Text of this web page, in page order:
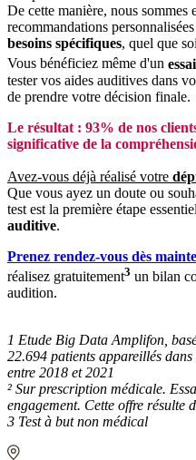
De cette manière, nous sommes
recommandations
besoins spécifiques, quel que
Vous bénéficiez même d'un
tester vos aides auditives dans
de prendre votre décision finale.
Le résultat : 93% de nos
significative de la
Avez-vous déjà réalisé votre
Que vous ayez un doute ou
test est la première étape
auditive.
Prenez rendez-vous dès
réalisez gratuitement3 un bilan
audition.
1 Etude Big Data Amplifon,
22.694 patients appareillés
entre 2018 et 2021
² Sur prescription médicale.
engagement. Cette offre résulte
3 Test à but non médical